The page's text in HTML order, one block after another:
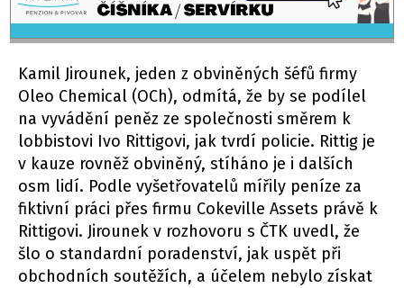
Kamil Jirounek, jeden z obviněných šéfů firmy
Oleo Chemical (OCh), odmítá, že by se podílel
na vyvádění peněz ze společnosti směrem k
lobbistovi Ivo Rittigovi, jak tvrdí policie. Rittig je
v kauze rovněž obviněný, stíháno je i dalších
osm lidí. Podle vyšetřovatelů mířily peníze za
fiktivní práci přes firmu Cokeville Assets právě k
Rittigovi. Jirounek v rozhovoru s ČTK uvedl, že
šlo o standardní poradenství, jak uspět při
obchodních soutěžích, a účelem nebylo získat